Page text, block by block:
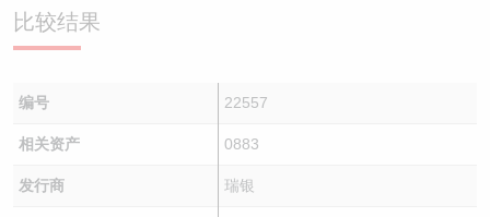
比较结果
编号 22557
相关资产 0883
发行商 瑞银
牛熊证文件及公告 (瑞信)
收市竞价变化